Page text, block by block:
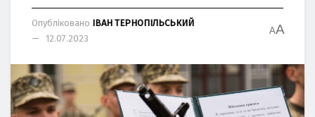
Опубліковано ІВАН ТЕРНОПІЛЬСЬКИЙ
12.07.2023
AA